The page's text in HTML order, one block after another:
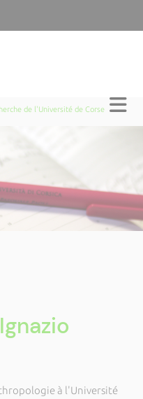
de l'Université de Corse
à l'Université